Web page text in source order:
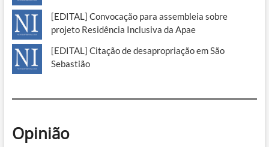
[EDITAL] Convocação para assembleia sobre
projeto Residência Inclusiva da Apae
[EDITAL] Citação de desapropriação em São
Sebastião
Opinião